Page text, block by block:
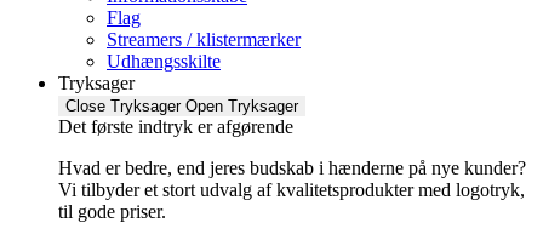
Flag
Streamers / klistermærker
Udhængsskilte
Tryksager
Close Tryksager Open Tryksager
Det første indtryk er afgørende
Hvad er bedre, end jeres budskab i hænderne på nye kunder?
Vi tilbyder et stort udvalg af kvalitetsprodukter med logotryk,
til gode priser.